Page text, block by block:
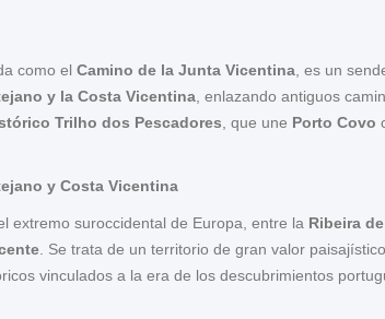
como el Camino de la Junta Vicentina , es un
y la Costa Vicentina , enlazando antiguos
Trilho dos Pescadores , que une Porto Covo
y Costa Vicentina
extremo suroccidental de Europa, entre la Ribeira
. Se trata de un territorio de gran valor
vinculados a la era de los descubrimientos